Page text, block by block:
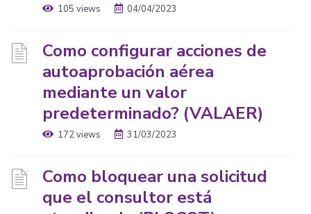
105 views 04/04/2023
Como configurar acciones de
autoaprobación aérea
mediante un valor
predeterminado? (VALAER)
172 views 31/03/2023
Como bloquear una solicitud
que el consultor está